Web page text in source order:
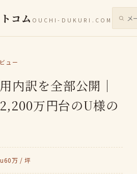
コム OUCHI-DUKURI.COM サイ
ュー
内訳を全部公開｜
万円台のU様の
u60万 / 坪